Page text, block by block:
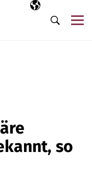
Ausgewählte
DE
Suche
so